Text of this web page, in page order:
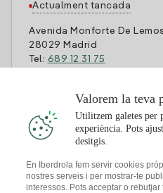
Actualment tancada
Avenida Monforte De Lemos
28029 Madrid
Tel: 689 12 31 75
Més detalls
Oficina Iberdrola
De Los Rios
Valorem la teva
Utilitzem galetes per
experiència. Pots
desitgis.
En Iberdrola fem servir cookies
nostres serveis i per mostrar-te
interessos. Pots acceptar o